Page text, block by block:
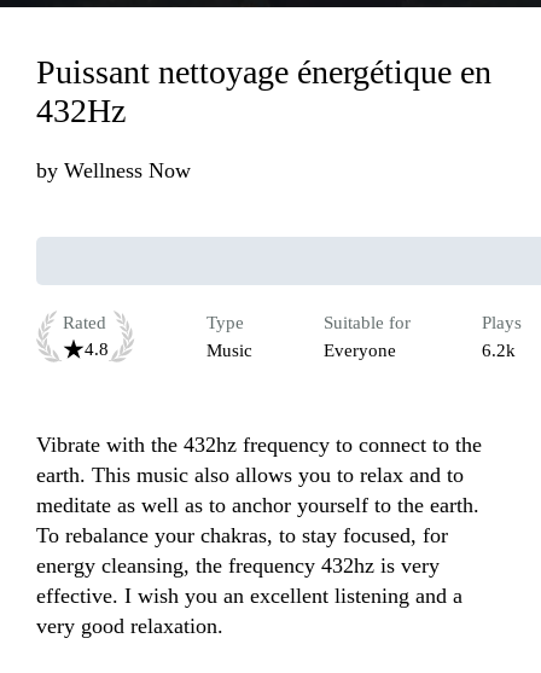
Puissant nettoyage énergétique en
432Hz
by Wellness Now
Rated
4.8
Type
Music
Suitable for
Everyone
Plays
6.2k
Vibrate with the 432hz frequency to connect to the
earth. This music also allows you to relax and to
meditate as well as to anchor yourself to the earth.
To rebalance your chakras, to stay focused, for
energy cleansing, the frequency 432hz is very
effective. I wish you an excellent listening and a
very good relaxation.